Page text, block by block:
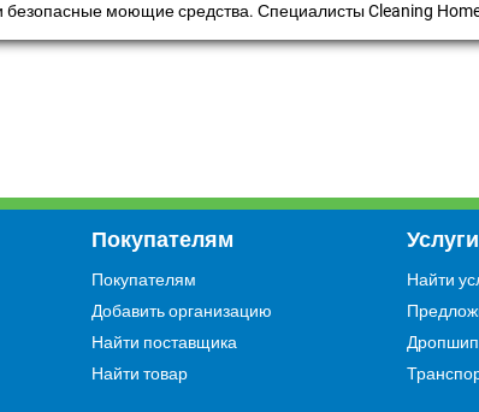
безопасные моющие средства. Специалисты Cleaning
Покупателям
Покупателям
Добавить организацию
Найти поставщика
Найти товар
Найти